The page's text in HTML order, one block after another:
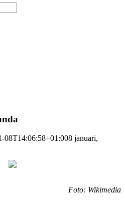
08T14:06:58+01:008 januari,
Foto: Wikimedia